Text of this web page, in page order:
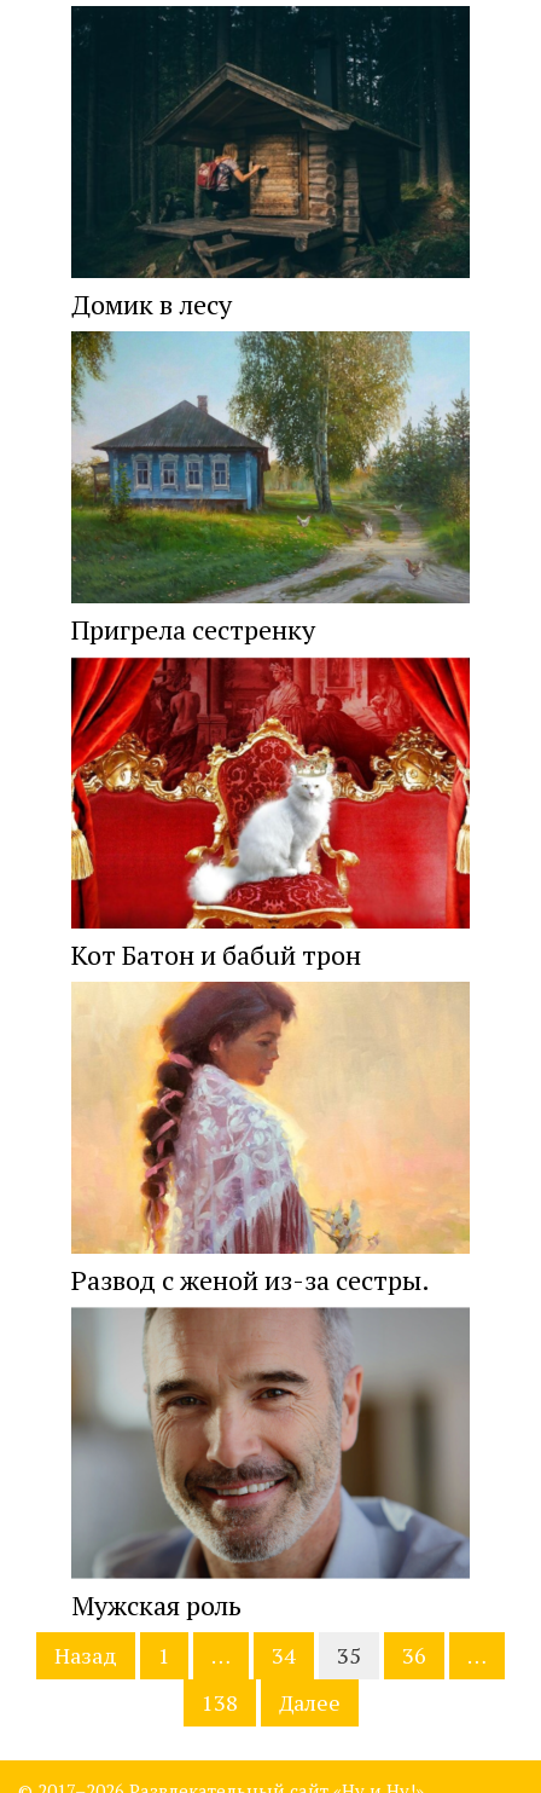
Домик в лесу
Пригрела сестренку
Кот Батон и бабuй трон
Развод с женой из-за сестры.
Мужская роль
Навигация
Назад 1 … 34 35 36
…
138
Далее